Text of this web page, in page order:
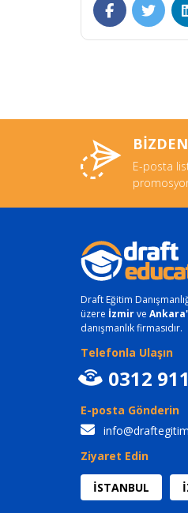
E-posta
Draft Eğitim
üzere İzmirve
danışmanlık firmasıdır.
Telefonla Ulaşın
0312
E-posta Gönderin
Ziyaret Edin
İSTANBUL